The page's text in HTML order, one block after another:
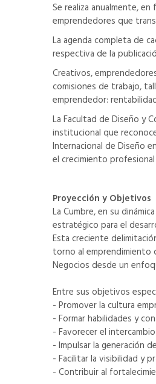
Se realiza anualmente,
emprendedores que
La agenda completa de
respectiva de la
Creativos,
comisiones de trabajo,
emprendedor:
La Facultad de Diseño y
institucional que
Internacional de Diseño
el crecimiento
Proyección y Objetivos
La Cumbre, en su
estratégico para el
Esta creciente
torno al emprendimiento
Negocios desde un
Entre sus objetivos
- Promover la cultura
- Formar habilidades y
- Favorecer el
- Impulsar la generación
- Facilitar la visibilidad y
- Contribuir al